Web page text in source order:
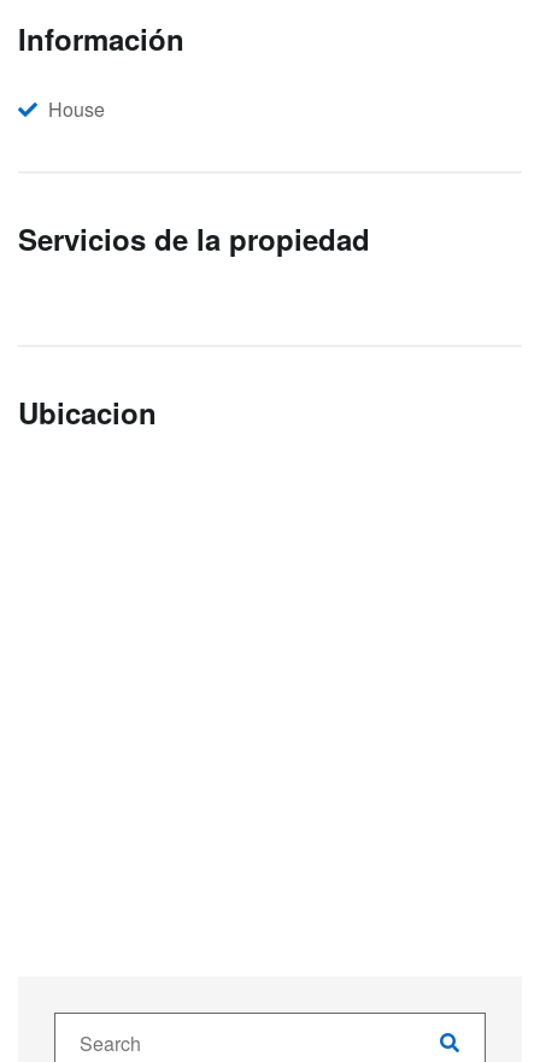
Información
House
Servicios de la propiedad
Ubicacion